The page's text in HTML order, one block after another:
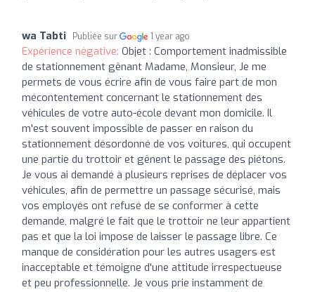
wa Tabti Publiée sur 1 year ago
Expérience négative: Objet : Comportement inadmissible
de stationnement gênant Madame, Monsieur, Je me
permets de vous écrire afin de vous faire part de mon
mécontentement concernant le stationnement des
véhicules de votre auto-école devant mon domicile. Il
m'est souvent impossible de passer en raison du
stationnement désordonné de vos voitures, qui occupent
une partie du trottoir et gênent le passage des piétons.
Je vous ai demandé à plusieurs reprises de déplacer vos
véhicules, afin de permettre un passage sécurisé, mais
vos employés ont refusé de se conformer à cette
demande, malgré le fait que le trottoir ne leur appartient
pas et que la loi impose de laisser le passage libre. Ce
manque de considération pour les autres usagers est
inacceptable et témoigne d'une attitude irrespectueuse
et peu professionnelle. Je vous prie instamment de